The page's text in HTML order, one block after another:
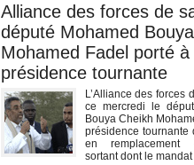
Alliance des forces de
député Mohamed
Mohamed Fadel porté à
présidence tournante
L’Alliance des forces
ce mercredi le
Bouya Cheikh
présidence tournante
en remplacement
sortant dont le mandat